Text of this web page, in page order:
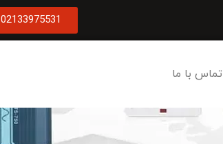
02133975531
تماس با ما